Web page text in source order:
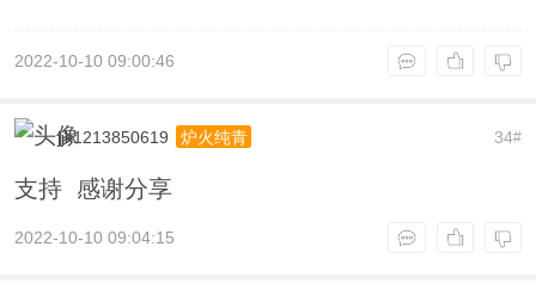
2022-10-10 09:00:46
34#
jjk1213850619 炉火纯青
支持 感谢分享
2022-10-10 09:04:15